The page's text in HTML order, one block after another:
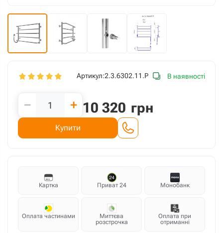
Артикул:2.3.6302.11.P В наявності
− + 10 320 грн
Купити
Картка Приват 24 Монобанк
Оплата частинами
Миттєва
розстрочка
Оплата при
отриманні